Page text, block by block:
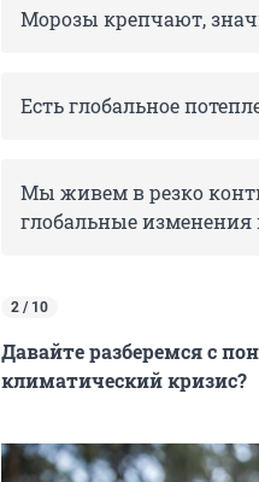
Морозы крепчают,
Есть глобальное
Мы живем в резко
глобальные изменения
2 / 10
Давайте разберемся с
климатический кризис?